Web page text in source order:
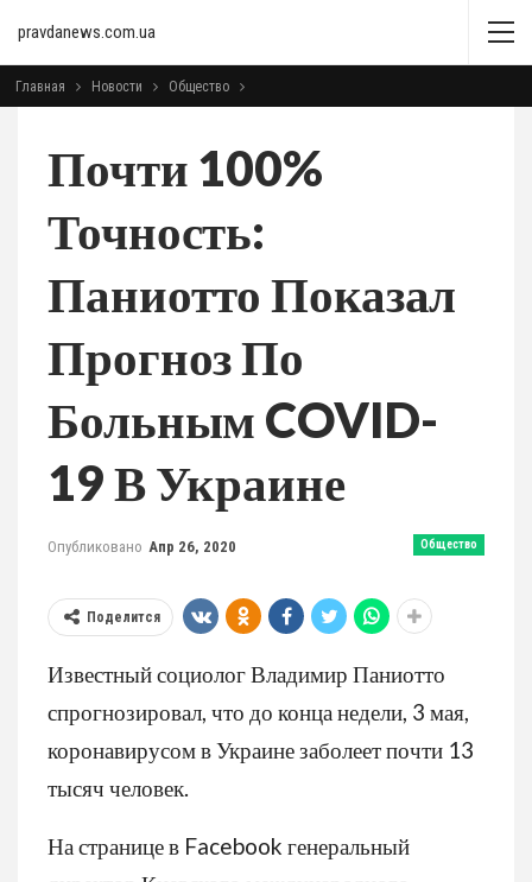
pravdanews.com.ua
Главная Новости Общество
Почти 100%
Точность:
Паниотто Показал
Прогноз По
Больным COVID-
19 В Украине
Общество
Опубликовано Апр 26, 2020
Поделится
Известный социолог Владимир Паниотто
спрогнозировал, что до конца недели, 3 мая,
коронавирусом в Украине заболеет почти 13
тысяч человек.
На странице в Facebook генеральный